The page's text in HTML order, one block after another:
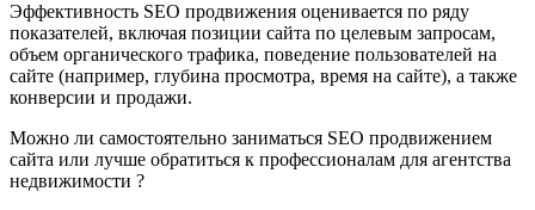
Эффективность SEO продвижения оценивается по ряду
показателей, включая позиции сайта по целевым запросам,
объем органического трафика, поведение пользователей на
сайте (например, глубина просмотра, время на сайте), а также
конверсии и продажи.
Можно ли самостоятельно заниматься SEO продвижением
сайта или лучше обратиться к профессионалам для агентства
недвижимости ?